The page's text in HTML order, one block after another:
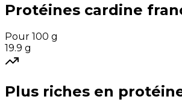
Protéines cardine
Pour 100 g
19.9 g
Plus riches en